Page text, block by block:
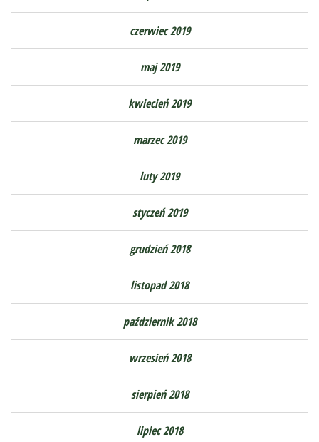
czerwiec 2019
maj 2019
kwiecień 2019
marzec 2019
luty 2019
styczeń 2019
grudzień 2018
listopad 2018
październik 2018
wrzesień 2018
sierpień 2018
lipiec 2018